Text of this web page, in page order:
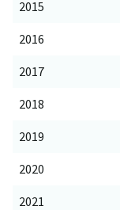
2015
2016
2017
2018
2019
2020
2021